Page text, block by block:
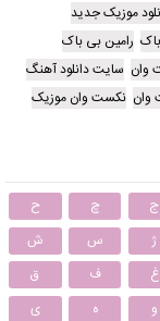
موزیک جدید
رامین بی باک
وان سایت دانلود آهنگ
وان نکست وان موزیک
ج چ
ح
ژ س
ش
غ ف
ق
و ه ی